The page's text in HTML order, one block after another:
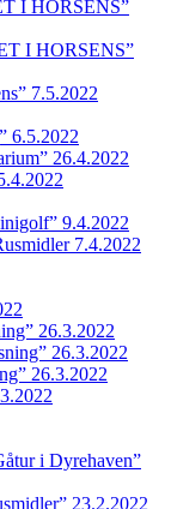
I HORSENS”
I HORSENS”
7.5.2022
6.5.2022
26.4.2022
9.4.2022
7.4.2022
26.3.2022
26.3.2022
26.3.2022
i Dyrehaven”
23.2.2022